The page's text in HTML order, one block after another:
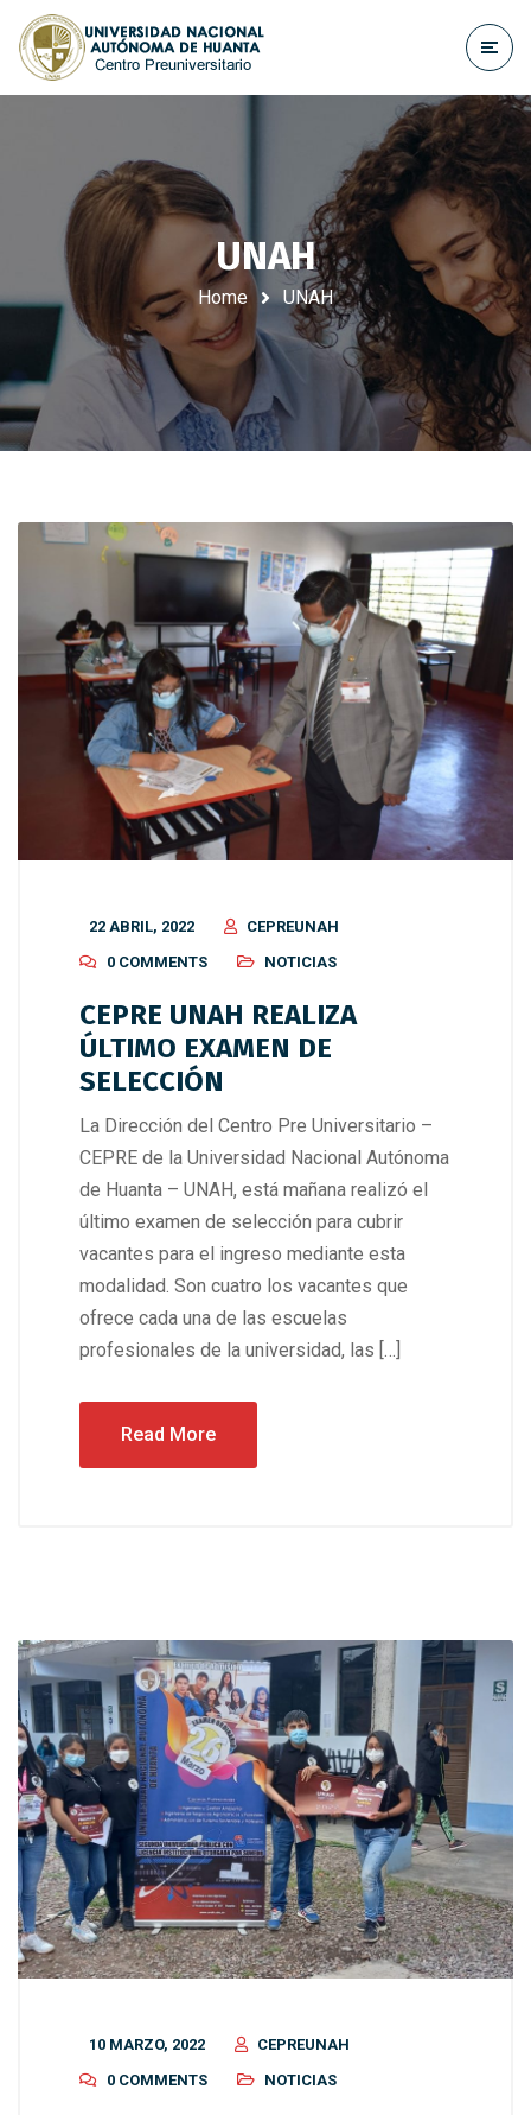
UNAH
Home UNAH
22 ABRIL, 2022
CEPREUNAH
0 COMMENTS
NOTICIAS
CEPRE UNAH REALIZA
ÚLTIMO EXAMEN DE
SELECCIÓN
La Dirección del Centro Pre Universitario –
CEPRE de la Universidad Nacional Autónoma
de Huanta – UNAH, está mañana realizó el
último examen de selección para cubrir
vacantes para el ingreso mediante esta
modalidad. Son cuatro los vacantes que
ofrece cada una de las escuelas
profesionales de la universidad, las […]
Read More
10 MARZO, 2022
CEPREUNAH
0 COMMENTS
NOTICIAS